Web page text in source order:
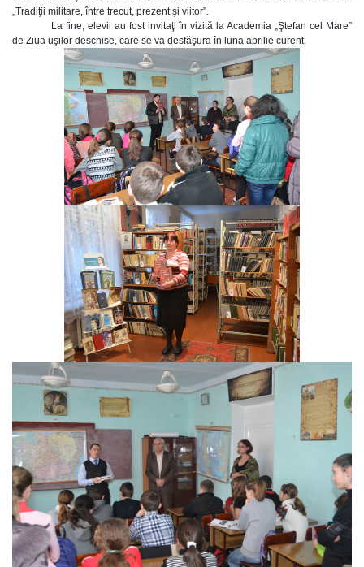
„Tradiţii militare, între trecut, prezent şi viitor”.
La fine, elevii au fost invitaţi în vizită la Academia „Ştefan cel Mare”
de Ziua uşilor deschise, care se va desfăşura în luna aprilie curent.